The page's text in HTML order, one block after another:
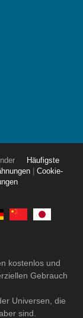
Häufigste
Cookie-
kostenlos und
Gebrauch
Universen, die
sind.